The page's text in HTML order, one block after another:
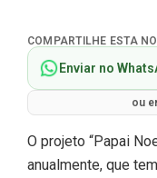
COMPARTILHE ESTA
Enviar no
ou
O projeto “Papai
anualmente, que